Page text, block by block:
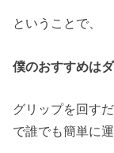
ということで、
僕のおすすめは
グリップを回す
で誰でも簡単に